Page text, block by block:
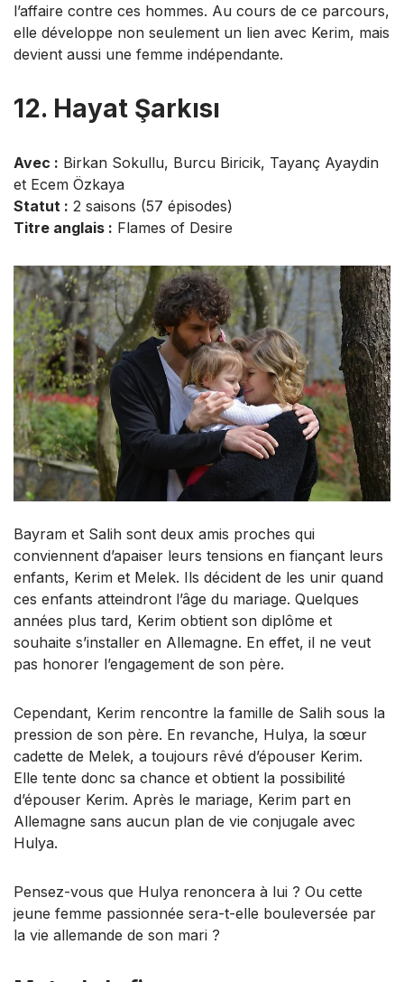
l’affaire contre ces hommes. Au cours de ce parcours,
elle développe non seulement un lien avec Kerim, mais
devient aussi une femme indépendante.
12. Hayat Şarkısı
Avec : Birkan Sokullu, Burcu Biricik, Tayanç Ayaydin
et Ecem Özkaya
Statut : 2 saisons (57 épisodes)
Titre anglais : Flames of Desire
Bayram et Salih sont deux amis proches qui
conviennent d’apaiser leurs tensions en fiançant leurs
enfants, Kerim et Melek. Ils décident de les unir quand
ces enfants atteindront l’âge du mariage. Quelques
années plus tard, Kerim obtient son diplôme et
souhaite s’installer en Allemagne. En effet, il ne veut
pas honorer l’engagement de son père.
Cependant, Kerim rencontre la famille de Salih sous la
pression de son père. En revanche, Hulya, la sœur
cadette de Melek, a toujours rêvé d’épouser Kerim.
Elle tente donc sa chance et obtient la possibilité
d’épouser Kerim. Après le mariage, Kerim part en
Allemagne sans aucun plan de vie conjugale avec
Hulya.
Pensez-vous que Hulya renoncera à lui ? Ou cette
jeune femme passionnée sera-t-elle bouleversée par
la vie allemande de son mari ?